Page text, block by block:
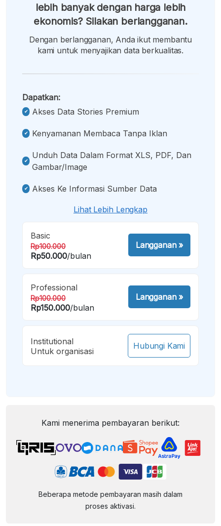
lebih banyak dengan harga lebih
ekonomis? Silakan berlangganan.
Dengan berlangganan, Anda ikut membantu
kami untuk menyajikan data berkualitas.
Dapatkan:
Akses Data Stories Premium
Kenyamanan Membaca Tanpa Iklan
Unduh Data Dalam Format XLS, PDF, Dan
Gambar/image
Akses Ke Informasi Sumber Data
Lihat Lebih Lengkap
Basic
Rp100.000
Rp50.000/bulan
Langganan»
Professional
Rp100.000
Rp150.000/bulan
Langganan»
Institutional
Untuk organisasi
Hubungi Kami
Kami menerima pembayaran berikut:
Beberapa metode pembayaran masih dalam
proses aktivasi.